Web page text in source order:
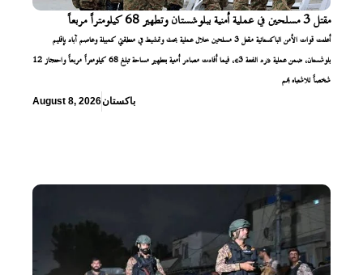
مقتل 3 مسلحين في عملية أمنية ببلوشستان وتطهير 68 كيلومتراً مربعاً
أعلنت قوات الأمن الباكستانية مقتل 3 مسلحين خلال عملية بحث وتمشيط في منطقتي كمبيلة وعاصم آباد بإقليم
بلوشستان، ضمن عملية «رد الفتنة 3»، فيما أفادت مصادر أمنية بتطهير مساحة تبلغ 68 كيلومتراً مربعاً واحتجاز 12
شخصاً للاشتباه بهم
August 8, 2026باكستان